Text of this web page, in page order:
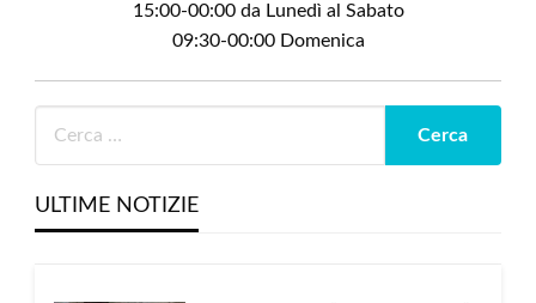
15:00-00:00 da Lunedì al Sabato
09:30-00:00 Domenica
ULTIME NOTIZIE